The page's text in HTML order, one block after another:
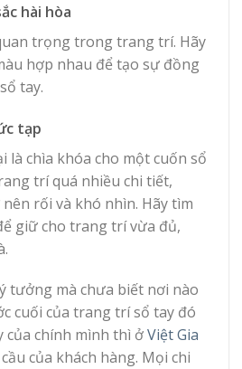
hài hòa
trọng trong trang trí. Hãy
hợp nhau để tạo sự đồng
tay.
tạp
là chìa khóa cho một cuốn sổ
trí quá nhiều chi tiết,
rối và khó nhìn. Hãy tìm
giữ cho trang trí vừa đủ,
tưởng mà chưa biết nơi nào
cuối của trang trí sổ tay đó
của chính mình thì ởViệt Gia
của khách hàng. Mọi chi